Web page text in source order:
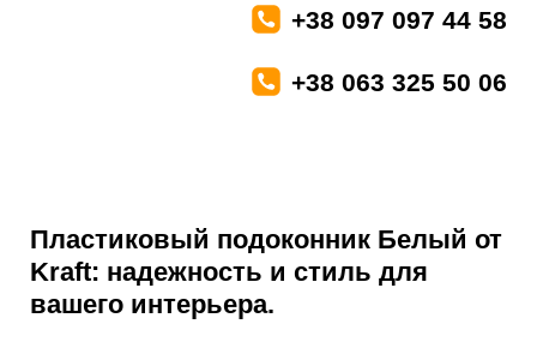
+38 097 097 44 58
+38 063 325 50 06
Пластиковый подоконник Белый от
Kraft: надежность и стиль для
вашего интерьера.